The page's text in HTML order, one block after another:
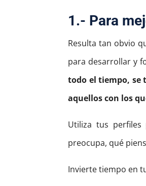
1.- Para
Resulta tan obvio
para desarrollar y
todo el tiempo, se
aquellos con los
Utiliza tus perfiles
preocupa, qué
Invierte tiempo en